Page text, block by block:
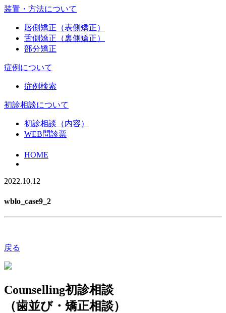
装置・方法について
唇側矯正（表側矯正）
舌側矯正（裏側矯正）
部分矯正
症例について
症例検索
初診相談について
初診相談（内容）
WEB問診票
HOME
2022.10.12
wblo_case9_2
戻る
Counselling初診相談
（歯並び・矯正相談）